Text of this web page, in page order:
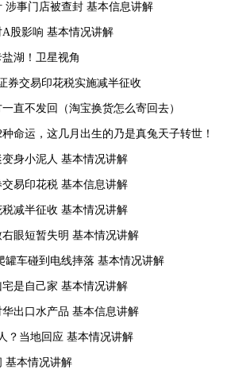
涉事门店被查封 基本信息讲解
股影响 基本情况讲解
湖！卫星视角
券交易印花税实施减半征收
直不发回（淘宝换货怎么寄回去）
命运，这几月出生的乃是真兔天子转世！
身小泥人 基本情况讲解
易印花税 基本信息讲解
减半征收 基本情况讲解
眼短暂失明 基本情况讲解
罐车碰到电线摔落 基本情况讲解
是自己家 基本情况讲解
出口水产品 基本信息讲解
？当地回应 基本情况讲解
基本情况讲解